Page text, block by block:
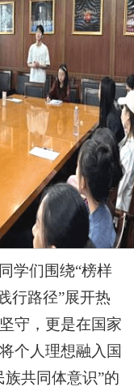
学们围绕“榜样
行路径”展开热
守，更是在国家
个人理想融入国
共同体意识”的